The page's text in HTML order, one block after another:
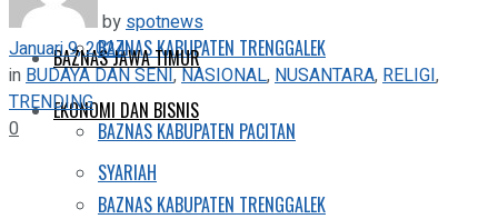
BAZNAS KABUPATEN TRENGGALEK
EKONOMI DAN BISNIS
SYARIAH
BAZNAS JAWA TIMUR
BAZNAS KABUPATEN PACITAN
BAZNAS KABUPATEN TRENGGALEK
byspotnews
Januari 9, 2024
inBUDAYA DAN SENI,NASIONAL,NUSANTARA,RELIGI,
TRENDING
0